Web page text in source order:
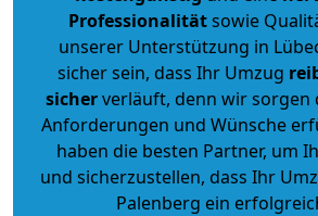
Professionalitätsowie
unserer Unterstützung in
sicher sein, dass Ihr Umzug
sicherverläuft, denn wir sorgen
Anforderungen und Wünsche
haben die besten Partner, um
und sicherzustellen, dass Ihr
Palenberg ein